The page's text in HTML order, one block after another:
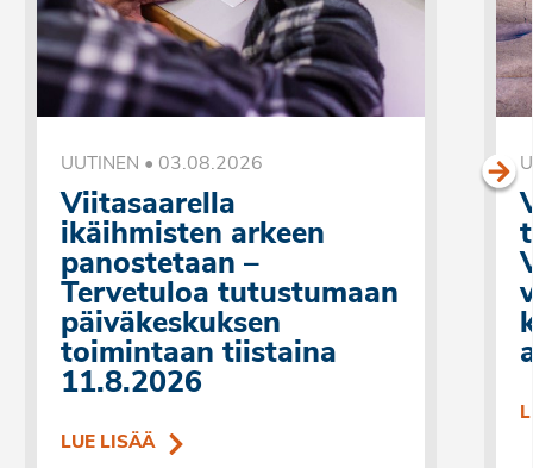
UUTINEN • 03.08.2026
Viitasaarella
ikäihmisten arkeen
panostetaan –
Tervetuloa tutustumaan
päiväkeskuksen
toimintaan tiistaina
11.8.2026
LUE LISÄÄ